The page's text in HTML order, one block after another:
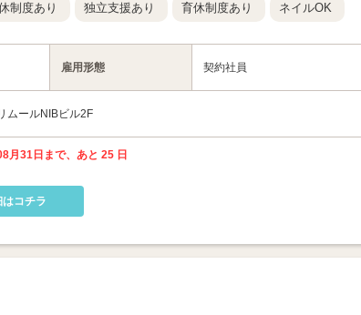
制度あり 独立支援あり 育休制度あり ネイルOK
雇用形態 契約社員
ムールNIBビル2F
月31日まで、あと 25 日
はコチラ